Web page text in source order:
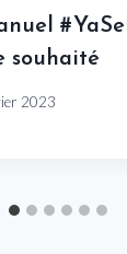
souhaité
2023